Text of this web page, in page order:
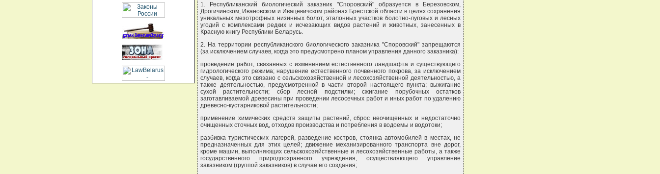
1. Республиканский биологический заказник "Споровский" образуется в Березовском,
Дрогичинском, Ивановском и Ивацевичском районах Брестской области в целях сохранения
уникальных мезотрофных низинных болот, эталонных участков болотно-луговых и лесных
угодий с комплексами редких и исчезающих видов растений и животных, занесенных в
Красную книгу Республики Беларусь.
2. На территории республиканского биологического заказника "Споровский" запрещаются
(за исключением случаев, когда это предусмотрено планом управления данного заказника):
проведение работ, связанных с изменением естественного ландшафта и существующего
гидрологического режима; нарушение естественного почвенного покрова, за исключением
случаев, когда это связано с сельскохозяйственной и лесохозяйственной деятельностью, а
также деятельностью, предусмотренной в части второй настоящего пункта; выжигание
сухой растительности; сбор лесной подстилки; сжигание порубочных остатков
заготавливаемой древесины при проведении лесосечных работ и иных работ по удалению
древесно-кустарниковой растительности;
применение химических средств защиты растений, сброс неочищенных и недостаточно
очищенных сточных вод, отходов производства и потребления в водоемы и водотоки;
разбивка туристических лагерей, разведение костров, стоянка автомобилей в местах, не
предназначенных для этих целей; движение механизированного транспорта вне дорог,
кроме машин, выполняющих сельскохозяйственные и лесохозяйственные работы, а также
государственного природоохранного учреждения, осуществляющего управление
заказником (группой заказников) в случае его создания;